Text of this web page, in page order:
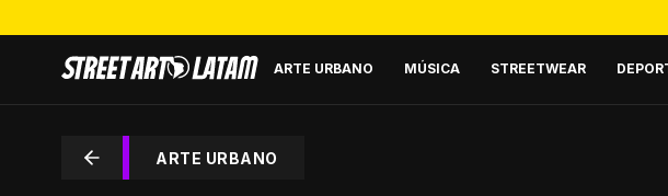
ARTE URBANO MÚSICA STREETWEAR
ARTE URBANO